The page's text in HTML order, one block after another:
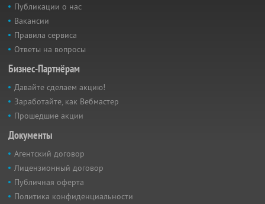
Публикации о нас
Вакансии
Правила сервиса
Ответы на вопросы
Бизнес-Партнёрам
Давайте сделаем акцию!
Заработайте, как Вебмастер
Прошедшие акции
Документы
Агентский договор
Лицензионный договор
Публичная оферта
Политика конфиденциальности